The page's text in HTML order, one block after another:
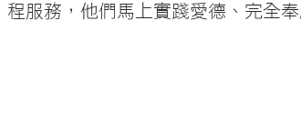
程服務，他們馬上實踐愛德、完全